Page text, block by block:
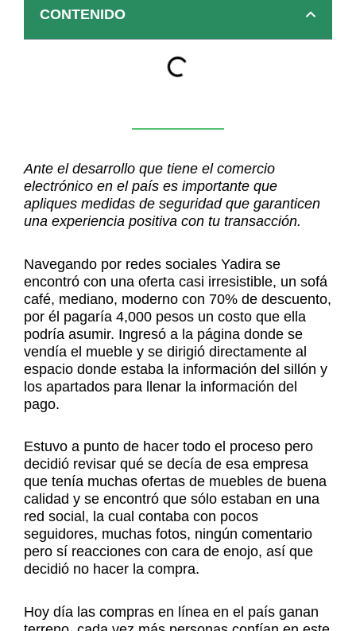
CONTENIDO
Ante el desarrollo que tiene el comercio
electrónico en el país es importante que
apliques medidas de seguridad que garanticen
una experiencia positiva con tu transacción.
Navegando por redes sociales Yadira se
encontró con una oferta casi irresistible, un sofá
café, mediano, moderno con 70% de descuento,
por él pagaría 4,000 pesos un costo que ella
podría asumir. Ingresó a la página donde se
vendía el mueble y se dirigió directamente al
espacio donde estaba la información del sillón y
los apartados para llenar la información del
pago.
Estuvo a punto de hacer todo el proceso pero
decidió revisar qué se decía de esa empresa
que tenía muchas ofertas de muebles de buena
calidad y se encontró que sólo estaban en una
red social, la cual contaba con pocos
seguidores, muchas fotos, ningún comentario
pero sí reacciones con cara de enojo, así que
decidió no hacer la compra.
Hoy día las compras en línea en el país ganan